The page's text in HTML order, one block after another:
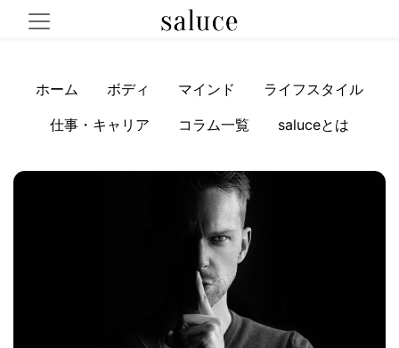
ホーム ボディ マインド
ライフスタイル
仕事・キャリア
コラム一覧 saluceとは